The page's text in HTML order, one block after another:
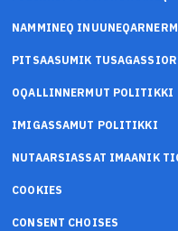
NAMMINEQ
PITSAASUMIK
OQALLINNERMUT POLITIKKI
IMIGASSAMUT POLITIKKI
NUTAARSIASSAT IMAANIK
COOKIES
CONSENT CHOISES